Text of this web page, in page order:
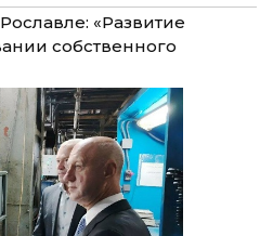
«Развитие
собственного